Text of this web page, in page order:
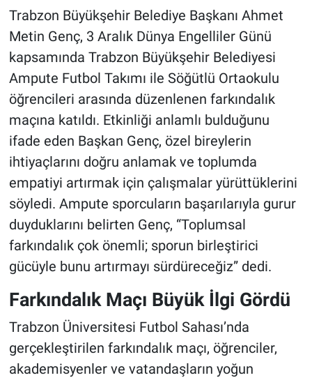
Trabzon Büyükşehir Belediye Başkanı Ahmet
Metin Genç, 3 Aralık Dünya Engelliler Günü
kapsamında Trabzon Büyükşehir Belediyesi
Ampute Futbol Takımı ile Söğütlü Ortaokulu
öğrencileri arasında düzenlenen farkındalık
maçına katıldı. Etkinliği anlamlı bulduğunu
ifade eden Başkan Genç, özel bireylerin
ihtiyaçlarını doğru anlamak ve toplumda
empatiyi artırmak için çalışmalar yürüttüklerini
söyledi. Ampute sporcuların başarılarıyla gurur
duyduklarını belirten Genç, “Toplumsal
farkındalık çok önemli; sporun birleştirici
gücüyle bunu artırmayı sürdüreceğiz” dedi.
Farkındalık Maçı Büyük İlgi Gördü
Trabzon Üniversitesi Futbol Sahası’nda
gerçekleştirilen farkındalık maçı, öğrenciler,
akademisyenler ve vatandaşların yoğun